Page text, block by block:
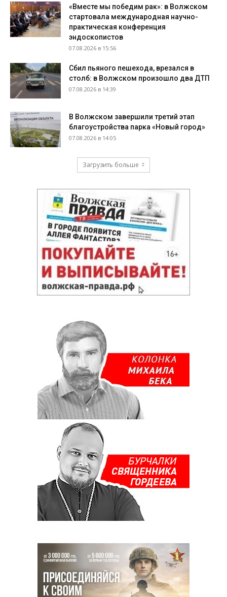
«Вместе мы победим рак»: в Волжском
стартовала международная научно-
практическая конференция
эндоскопистов
07.08.2026 в 15:56
Сбил пьяного пешехода, врезался в
столб: в Волжском произошло два ДТП
07.08.2026 в 14:39
В Волжском завершили третий этап
благоустройства парка «Новый город»
07.08.2026 в 14:05
Загрузить больше